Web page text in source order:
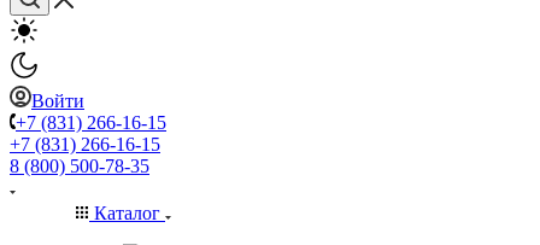
Войти
+7 (831) 266-16-15
+7 (831) 266-16-15
8 (800) 500-78-35
Каталог